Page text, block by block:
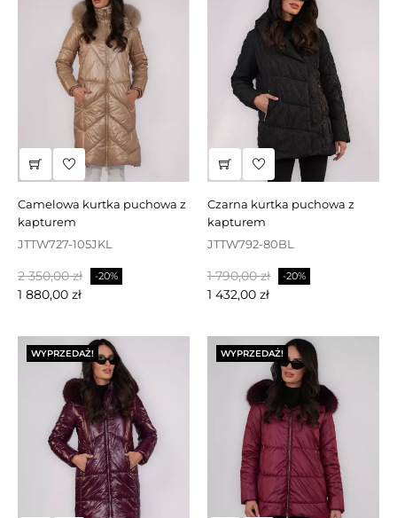
camelowa kurtka puchowa z
kapturem
JTTW727-105JKL
Cena
podstawowa
2 350,00 zł -20%
1 880,00 zł
czarna kurtka puchowa z
kapturem
JTTW792-80BL
Cena
podstawowa
1 790,00 zł -20%
1 432,00 zł
WYPRZEDAŻ! WYPRZEDAŻ!